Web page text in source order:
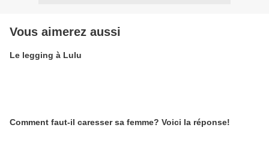
Vous aimerez aussi
Le legging à Lulu
Comment faut-il caresser sa femme? Voici la réponse!